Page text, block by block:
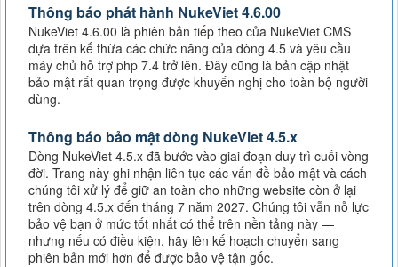
Thông báo phát hành NukeViet 4.6.00
NukeViet 4.6.00 là phiên bản tiếp theo của NukeViet CMS
dựa trên kế thừa các chức năng của dòng 4.5 và yêu cầu
máy chủ hỗ trợ php 7.4 trở lên. Đây cũng là bản cập nhật
bảo mật rất quan trọng được khuyến nghị cho toàn bộ người
dùng.
Thông báo bảo mật dòng NukeViet 4.5.x
Dòng NukeViet 4.5.x đã bước vào giai đoạn duy trì cuối vòng
đời. Trang này ghi nhận liên tục các vấn đề bảo mật và cách
chúng tôi xử lý để giữ an toàn cho những website còn ở lại
trên dòng 4.5.x đến tháng 7 năm 2027. Chúng tôi vẫn nỗ lực
bảo vệ bạn ở mức tốt nhất có thể trên nền tảng này —
nhưng nếu có điều kiện, hãy lên kế hoạch chuyển sang
phiên bản mới hơn để được bảo vệ tận gốc.